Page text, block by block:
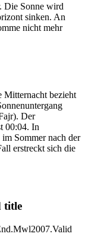
Die Sonne wird
sinken. An
nicht mehr
Mitternacht bezieht
Der
00:04. In
Sommer nach der
erstreckt sich die
title